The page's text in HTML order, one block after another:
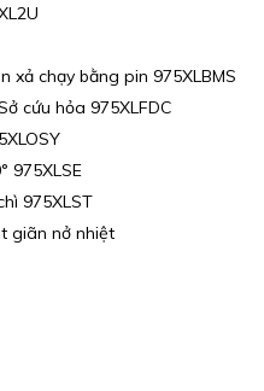
chạy bằng pin 975XLBMS
cứu hỏa 975XLFDC
975XLSE
975XLST
giãn nở nhiệt